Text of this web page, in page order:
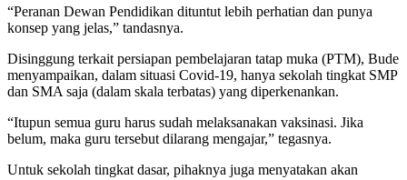
“Peranan Dewan Pendidikan dituntut lebih perhatian dan punya
konsep yang jelas,” tandasnya.
Disinggung terkait persiapan pembelajaran tatap muka (PTM), Bude
menyampaikan, dalam situasi Covid-19, hanya sekolah tingkat SMP
dan SMA saja (dalam skala terbatas) yang diperkenankan.
“Itupun semua guru harus sudah melaksanakan vaksinasi. Jika
belum, maka guru tersebut dilarang mengajar,” tegasnya.
Untuk sekolah tingkat dasar, pihaknya juga menyatakan akan